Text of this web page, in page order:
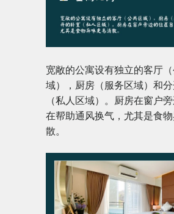
宽敞的公寓设有独立的客厅
域），厨房（服务区域）和
（私人区域）。厨房在窗户
在帮助通风换气，尤其是食
散。